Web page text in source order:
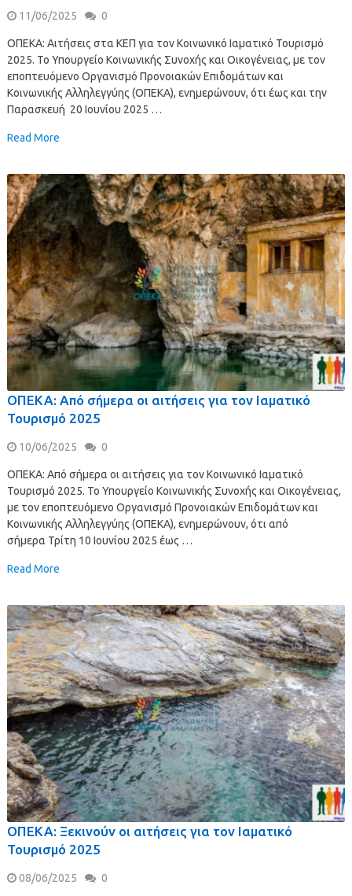
11/06/2025 0
ΟΠΕΚΑ: Αιτήσεις στα ΚΕΠ για τον Κοινωνικό Ιαματικό Τουρισμό
2025. Το Υπουργείο Κοινωνικής Συνοχής και Οικογένειας, με τον
εποπτευόμενο Οργανισμό Προνοιακών Επιδομάτων και
Κοινωνικής Αλληλεγγύης (ΟΠΕΚΑ), ενημερώνουν, ότι έως και την
Παρασκευή 20 Ιουνίου 2025 …
Read More
ΟΠΕΚΑ: Από σήμερα οι αιτήσεις για τον Ιαματικό
Τουρισμό 2025
10/06/2025 0
ΟΠΕΚΑ: Από σήμερα οι αιτήσεις για τον Κοινωνικό Ιαματικό
Τουρισμό 2025. Το Υπουργείο Κοινωνικής Συνοχής και Οικογένειας,
με τον εποπτευόμενο Οργανισμό Προνοιακών Επιδομάτων και
Κοινωνικής Αλληλεγγύης (ΟΠΕΚΑ), ενημερώνουν, ότι από
σήμερα Τρίτη 10 Ιουνίου 2025 έως …
Read More
ΟΠΕΚΑ: Ξεκινούν οι αιτήσεις για τον Ιαματικό
Τουρισμό 2025
08/06/2025 0